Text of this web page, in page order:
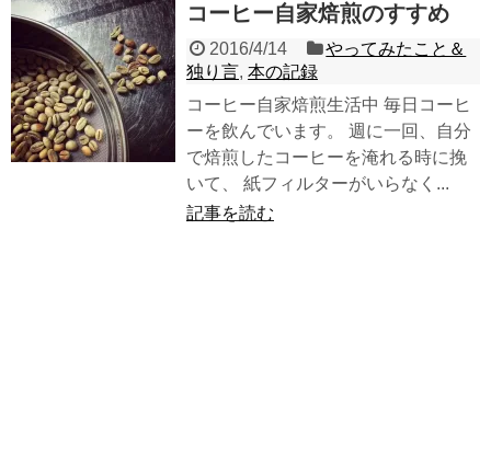
コーヒー自家焙煎のすすめ
2016/4/14
やってみたこと＆
独り言, 本の記録
コーヒー自家焙煎生活中 毎日コーヒ
ーを飲んでいます。 週に一回、自分
で焙煎したコーヒーを淹れる時に挽
いて、 紙フィルターがいらなく...
記事を読む